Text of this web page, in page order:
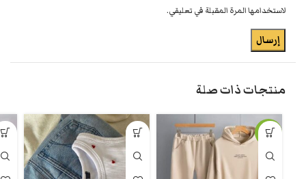
لاستخدامها المرة المقبلة في تعليقي.
منتجات ذات صلة
-18%